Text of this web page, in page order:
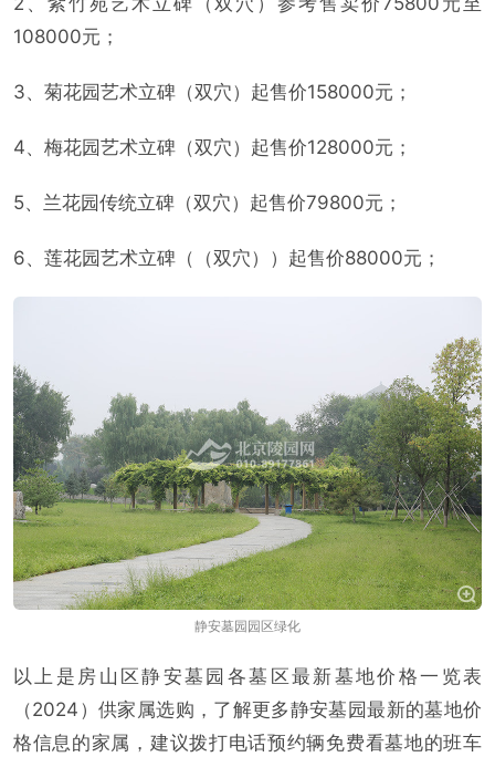
108000元；
3、菊花园艺术立碑（双穴）起售价158000元；
4、梅花园艺术立碑（双穴）起售价128000元；
5、兰花园传统立碑（双穴）起售价79800元；
6、莲花园艺术立碑（（双穴））起售价88000元；
静安墓园园区绿化
以上是房山区静安墓园各墓区最新墓地价格一览表
（2024）供家属选购，了解更多静安墓园最新的墓地价
格信息的家属，建议拨打电话预约辆免费看墓地的班车